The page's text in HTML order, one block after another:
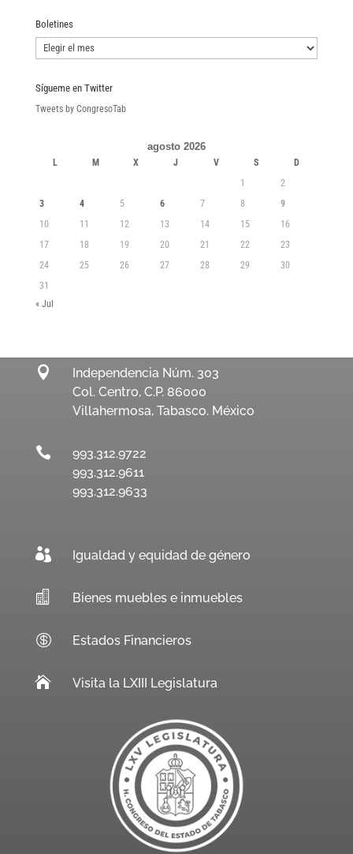
Boletines
Boletines
Sígueme en Twitter
Tweets by CongresoTab
agosto 2026
L M X J V S
D
1
2
3
4 5 6 7 8
9
10
11 12 13 14 15
16
17
18 19 20 21 22
23
24
25 26 27 28 29
30
31
« Jul

Independencia Núm. 303
Col. Centro, C.P. 86000
Villahermosa, Tabasco. México

993.312.9722
993.312.9611
993.312.9633
 Igualdad y equidad de género
 Bienes muebles e inmuebles
 Estados Financieros
 Visita la LXIII Legislatura